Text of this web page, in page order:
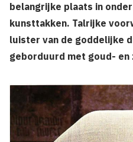
belangrijke plaats in
kunsttakken. Talrijke
luister van de goddelijke
geborduurd met goud- en